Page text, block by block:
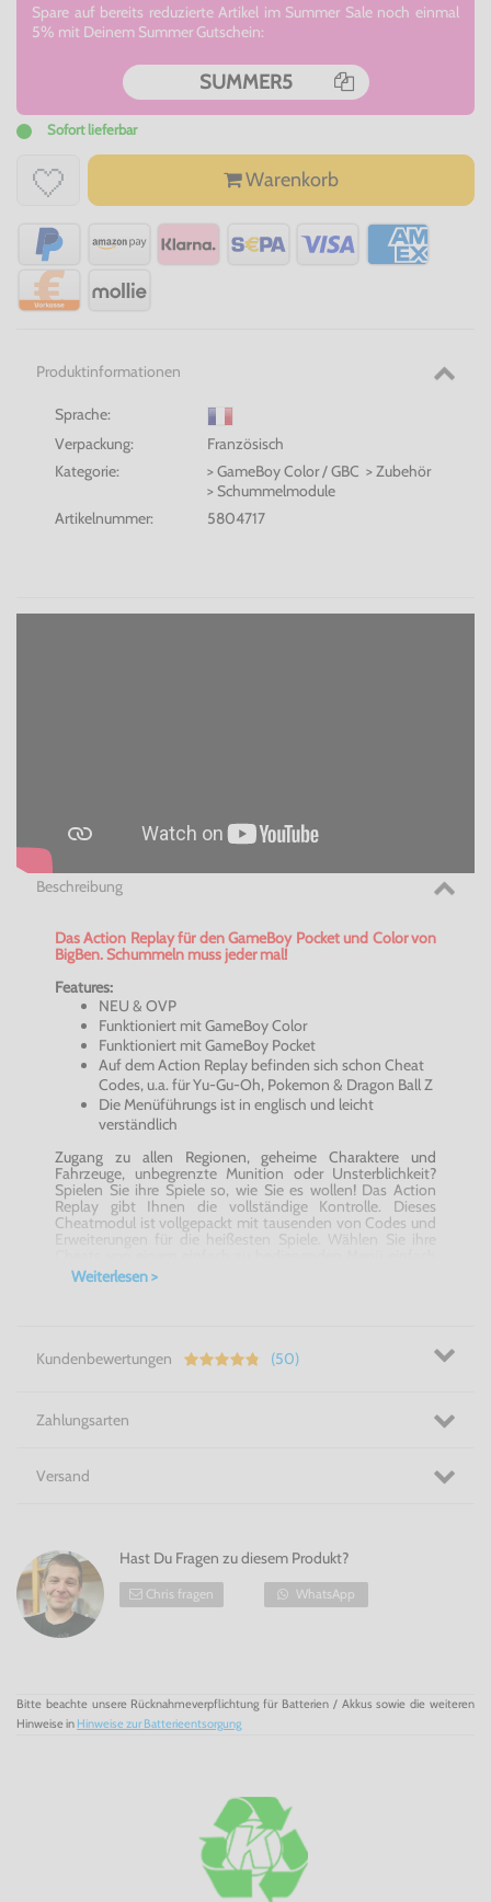
Spare auf bereits reduzierte Artikel im Summer Sale noch einmal
5% mit Deinem Summer Gutschein:
SUMMER5
Sofort lieferbar
Warenkorb
Produktinformationen
Sprache:
Verpackung:
Französisch
Kategorie:
> GameBoy Color / GBC > Zubehör
> Schummelmodule
Artikelnummer:
5804717
Beschreibung
Das Action Replay für den GameBoy Pocket und Color von
BigBen. Schummeln muss jeder mal!
Features:
NEU & OVP
Funktioniert mit GameBoy Color
Funktioniert mit GameBoy Pocket
Auf dem Action Replay befinden sich schon Cheat
Codes, u.a. für Yu-Gu-Oh, Pokemon & Dragon Ball Z
Die Menüführungs ist in englisch und leicht
verständlich
Zugang zu allen Regionen, geheime Charaktere und
Fahrzeuge, unbegrenzte Munition oder Unsterblichkeit?
Spielen Sie ihre Spiele so, wie Sie es wollen! Das Action
Replay gibt Ihnen die vollständige Kontrolle. Dieses
Cheatmodul ist vollgepackt mit tausenden von Codes und
Erweiterungen für die heißesten Spiele. Wählen Sie ihre
aus und starten dann das Spiel.Das Action Replay ist voll
unmöglich.
Für den professionellen Cheater: GameBoy Color - Action
Weiterlesen >
Kundenbewertungen (50)
Zahlungsarten
Versand
Hast Du Fragen zu diesem Produkt?
Chris fragen WhatsApp
Bitte beachte unsere Rücknahmeverpflichtung für Batterien / Akkus sowie die weiteren
Hinweise in Hinweise zur Batterieentsorgung